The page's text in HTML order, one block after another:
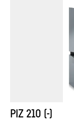
PIZ 210 (-)